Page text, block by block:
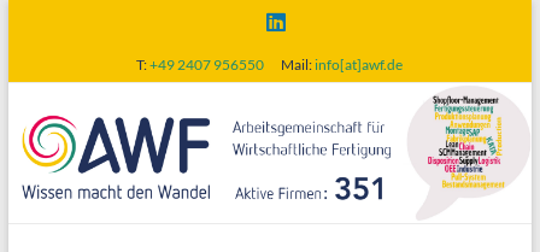
content
T:+49 2407 956550 Mail:info[at]awf.de